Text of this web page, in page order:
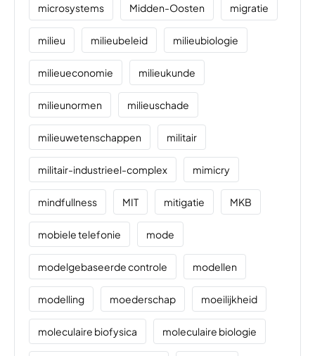
microsystems Midden-Oosten migratie
milieu milieubeleid milieubiologie
milieueconomie milieukunde
milieunormen milieuschade
milieuwetenschappen militair
militair-industrieel-complex mimicry
mindfullness MIT mitigatie MKB
mobiele telefonie mode
modelgebaseerde controle modellen
modelling moederschap moeilijkheid
moleculaire biofysica moleculaire biologie